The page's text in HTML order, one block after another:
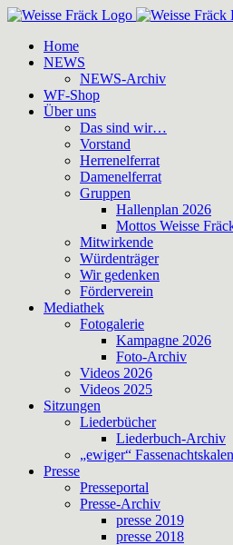
Zum
springenHome
NEWS
NEWS-Archiv
WF-Shop
Über uns
Das sind wir…
Vorstand
Herrenelferrat
Damenelferrat
Gruppen
Hallenplan 2026
Mottos Weisse
Mitwirkende
Würdenträger
Wir gedenken
Förderverein
Mediathek
Fotogalerie
Kampagne 2026
Foto-Archiv
Videos 2026
Videos 2025
Sitzungen
Liederbücher
Liederbuch-Archiv
„ewiger“
Presse
Presseportal
Presse-Archiv
presse 2019
presse 2018